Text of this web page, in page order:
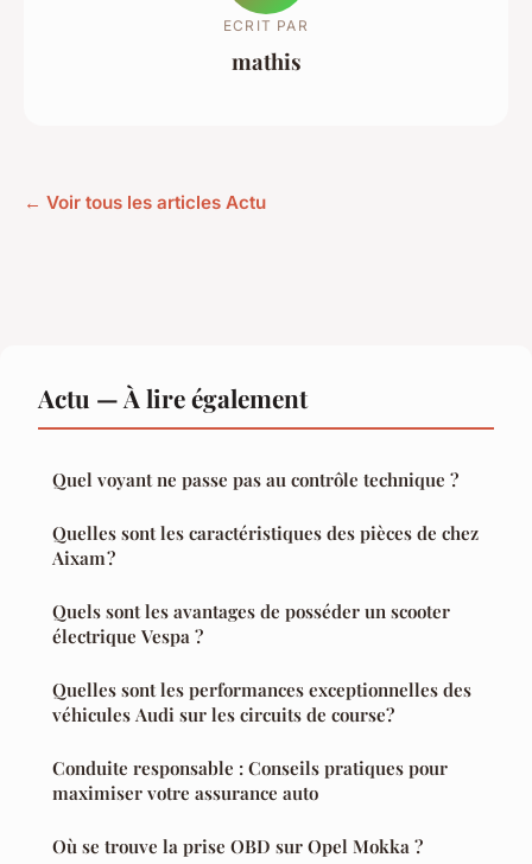
ECRIT PAR
mathis
← Voir tous les articles Actu
Actu — À lire également
Quel voyant ne passe pas au contrôle technique ?
Quelles sont les caractéristiques des pièces de chez
Aixam ?
Quels sont les avantages de posséder un scooter
électrique Vespa ?
Quelles sont les performances exceptionnelles des
véhicules Audi sur les circuits de course?
Conduite responsable : Conseils pratiques pour
maximiser votre assurance auto
Où se trouve la prise OBD sur Opel Mokka ?